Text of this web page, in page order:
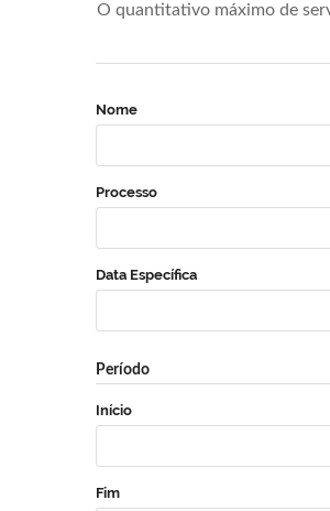
O quantitativo máximo de
Nome
Processo
Data Específica
Período
Início
Fim